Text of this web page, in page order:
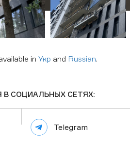
Apartments
in Укр and Russian.
В СОЦИАЛЬНЫХ СЕТЯХ:
Telegram